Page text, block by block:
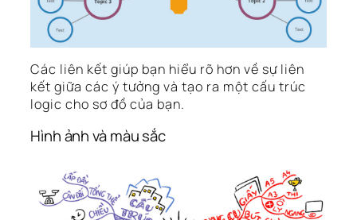
Các liên kết giúp bạn hiểu rõ hơn về sự liên
kết giữa các ý tưởng và tạo ra một cấu trúc
logic cho sơ đồ của bạn.
Hình ảnh và màu sắc